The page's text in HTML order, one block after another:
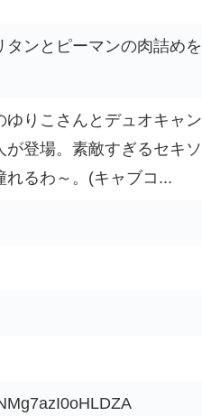
ンとピーマンの肉詰めを
りこさんとデュオキャン
登場。素敵すぎるセキソ
れるわ～。(キャブコ...